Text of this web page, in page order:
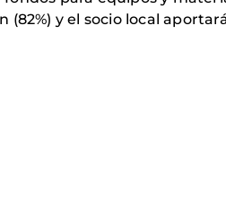
y el socio local